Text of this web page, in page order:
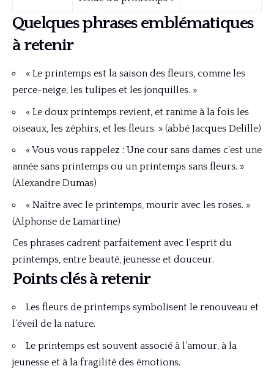
Quelques phrases emblématiques
à retenir
« Le printemps est la saison des fleurs, comme les
perce-neige, les tulipes et les jonquilles. »
« Le doux printemps revient, et ranime à la fois les
oiseaux, les zéphirs, et les fleurs. » (abbé Jacques Delille)
« Vous vous rappelez : Une cour sans dames c’est une
année sans printemps ou un printemps sans fleurs. »
(Alexandre Dumas)
« Naître avec le printemps, mourir avec les roses. »
(Alphonse de Lamartine)
Ces phrases cadrent parfaitement avec l’esprit du
printemps, entre beauté, jeunesse et douceur.
Points clés à retenir
Les fleurs de printemps symbolisent le renouveau et
l’éveil de la nature.
Le printemps est souvent associé à l’amour, à la
jeunesse et à la fragilité des émotions.